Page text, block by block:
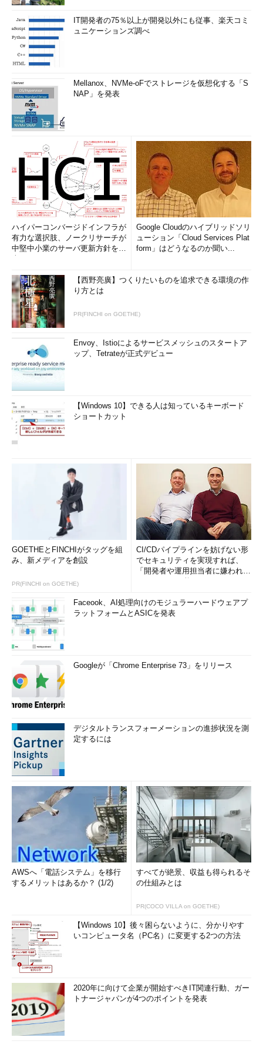
IT開発者の75％以上が開発以外にも従事、楽天コミ
ュニケーションズ調べ
Mellanox、NVMe-oFでストレージを仮想化する「S
NAP」を発表
ハイパーコンバージドインフラが
有力な選択肢、ノークリサーチが
中堅中小業のサーバ更新方針を調
Google Cloudのハイブリッドソリ
ューション「Cloud Services Plat
form」はどうなるのか聞い...
【西野亮廣】つくりたいものを追求できる環境の作
り方とは
PR(FINCHI on GOETHE)
Envoy、Istioによるサービスメッシュのスタートア
ップ、Tetrateが正式デビュー
【Windows 10】できる人は知っているキーボード
ショートカット
GOETHEとFINCHIがタッグを組
み、新メディアを創設
PR(FINCHI on GOETHE)
CI/CDパイプラインを妨げない形
でセキュリティを実現すれば、
「開発者や運用担当者に嫌われな
Faceook、AI処理向けのモジュラーハードウェアプ
ラットフォームとASICを発表
Googleが「Chrome Enterprise 73」をリリース
デジタルトランスフォーメーションの進捗状況を測
定するには
AWSへ「電話システム」を移行
するメリットはあるか？ (1/2)
すべてが絶景、収益も得られるそ
の仕組みとは
PR(COCO VILLA on GOETHE)
【Windows 10】後々困らないように、分かりやす
いコンピュータ名（PC名）に変更する2つの方法
2020年に向けて企業が開始すべきIT関連行動、ガー
トナージャパンが4つのポイントを発表